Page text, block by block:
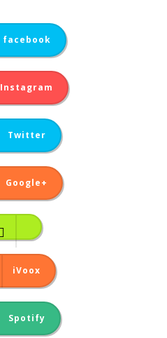
facebook
Instagram
Twitter
Google+
iVoox
Spotify